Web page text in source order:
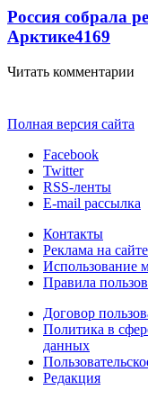
Россия собрала
Арктике4169
Читать комментарии
Полная версия сайта
Facebook
Twitter
RSS-ленты
E-mail рассылка
Контакты
Реклама на сайте
Использование
Правила
Договор
Политика в
данных
Редакция